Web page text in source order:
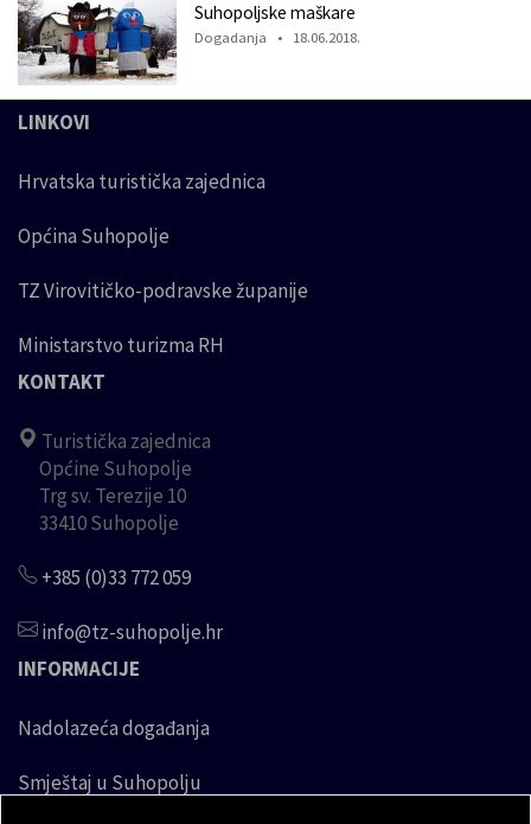
Suhopoljske maškare
Dogadanja • 18.06.2018.
LINKOVI
Hrvatska turistička zajednica
Općina Suhopolje
TZ Virovitičko-podravske županije
Ministarstvo turizma RH
KONTAKT
Turistička zajednica
Općine Suhopolje
Trg sv. Terezije 10
33410 Suhopolje
+385 (0)33 772 059
info@tz-suhopolje.hr
INFORMACIJE
Nadolazeća događanja
Smještaj u Suhopolju